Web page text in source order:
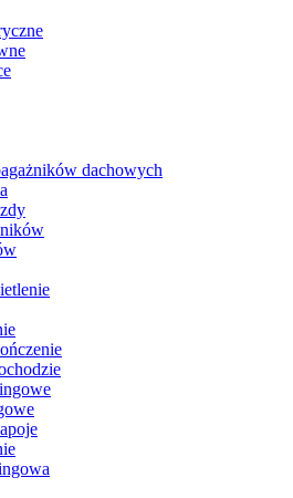
dachowych